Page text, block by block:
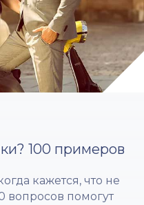
100 примеров
кажется, что не
вопросов помогут